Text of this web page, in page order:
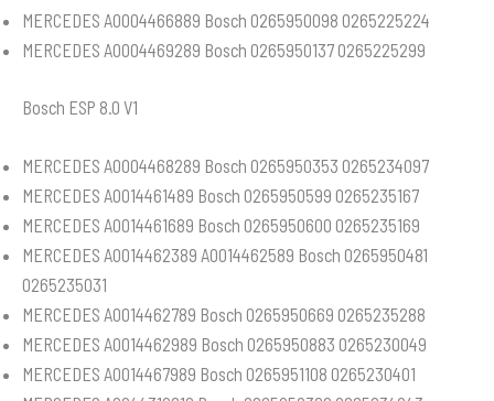
MERCEDES A0004466889 Bosch 0265950098 0265225224
MERCEDES A0004469289 Bosch 0265950137 0265225299
Bosch ESP 8.0 V1
MERCEDES A0004468289 Bosch 0265950353 0265234097
MERCEDES A0014461489 Bosch 0265950599 0265235167
MERCEDES A0014461689 Bosch 0265950600 0265235169
MERCEDES A0014462389 A0014462589 Bosch 0265950481
0265235031
MERCEDES A0014462789 Bosch 0265950669 0265235288
MERCEDES A0014462989 Bosch 0265950883 0265230049
MERCEDES A0014467989 Bosch 0265951108 0265230401